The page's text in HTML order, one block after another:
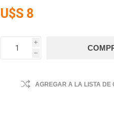
U$S 8
i
h
AGREGAR A LA LISTA DE